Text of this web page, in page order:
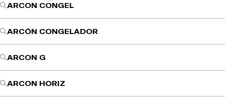
ARCON CONGEL
ARCÓN CONGELADOR
ARCON G
ARCON HORIZ